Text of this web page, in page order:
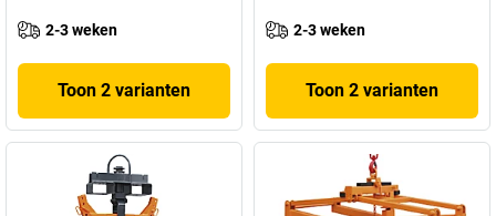
2-3 weken
Toon 2 varianten
2-3 weken
Toon 2 varianten